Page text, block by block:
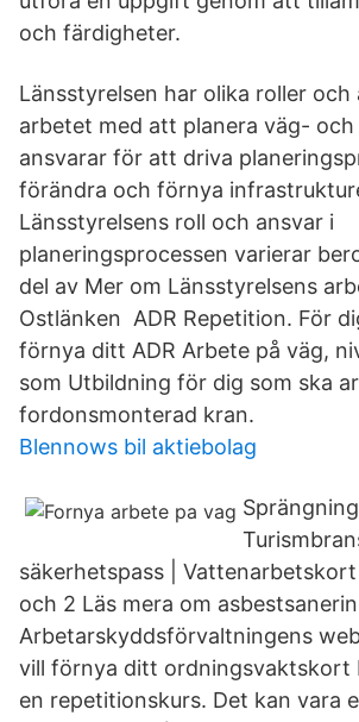
och färdigheter.
Länsstyrelsen har olika roller och
arbetet med att planera väg- och
ansvarar för att driva
förändra och förnya
Länsstyrelsens roll och ansvar i
planeringsprocessen varierar
del av Mer om Länsstyrelsens
Ostlänken ADR Repetition. För
förnya ditt ADR Arbete på väg,
som Utbildning för dig som ska
fordonsmonterad kran.
Blennows bil aktiebolag
säkerhetspass | Vattenarbetskort
och 2 Läs mera om
Arbetarskyddsförvaltningens
vill förnya ditt ordningsvaktskort
en repetitionskurs. Det kan vara